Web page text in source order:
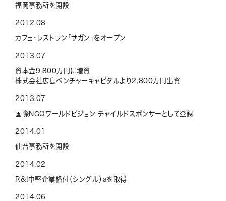
福岡事務所を開設
2012.08
カフェ・レストラン「サガン」をオープン
2013.07
資本金9,800万円に増資
株式会社広島ベンチャーキャピタルより2,800万円出資
2013.07
国際NGOワールドビジョン チャイルドスポンサーとして登録
2014.01
仙台事務所を開設
2014.02
R&I中堅企業格付（シングル）aを取得
2014.06